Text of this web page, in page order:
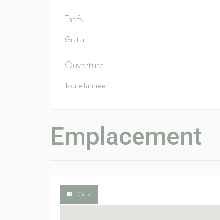
Tarifs
Gratuit.
Ouverture
Toute l'année.
Emplacement
Carte